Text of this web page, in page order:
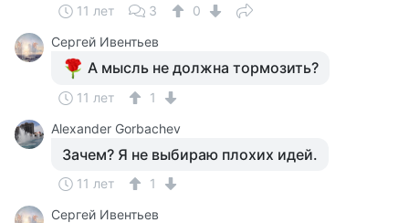
11 лет 3
0
Сергей Ивентьев
А мысль не должна тормозить?
11 лет
1
Alexander Gorbachev
Зачем? Я не выбираю плохих идей.
11 лет
1
Сергей Ивентьев